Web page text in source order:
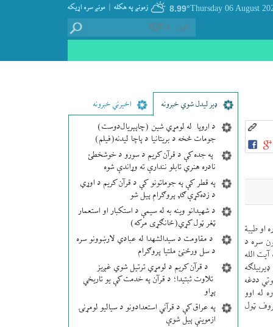
مونږ سره اړيکه | زمونږ په هکله 8.99°
ډير لیدل شوي خبرونه اخیرني خبرونه
د اروپا له لومړي شین (چاپېریال‌دوست)
جومات څخه د بریتانیا د پاچا لیدنه(فیلم)
په جده کې د قرآن کریم د سورو د خوشخطئ
نادره هنري تابلو نندارې ته وړاندې شوه
په قطر کې په جوماتونو کې د قرآن کریم د اوړي
د زده‌کړې ګډ پروګرام پیل شو
د شهیدانو وینه به له سیمې د استکبار او استعمار
ټغر ټول کړي(ځانګړی مرکه)
د مقاومت د سیدالشهدا له عبادي لارښوونو سره
د سل ورځنئ ملتیا پروګرام
د قرآن کریم د لومړي ترتیل شوي غږیز
تلاوت ثبتیدا؛ د قرآن په خدمت کې یو تاریخي
پړاو
په عراق کې د قرآني استعدادونو د سیالیو لومړنۍ
ازموینې پیل شوې
او طیبة
شتون سره د
الله
ددغه
له اوو
ټول